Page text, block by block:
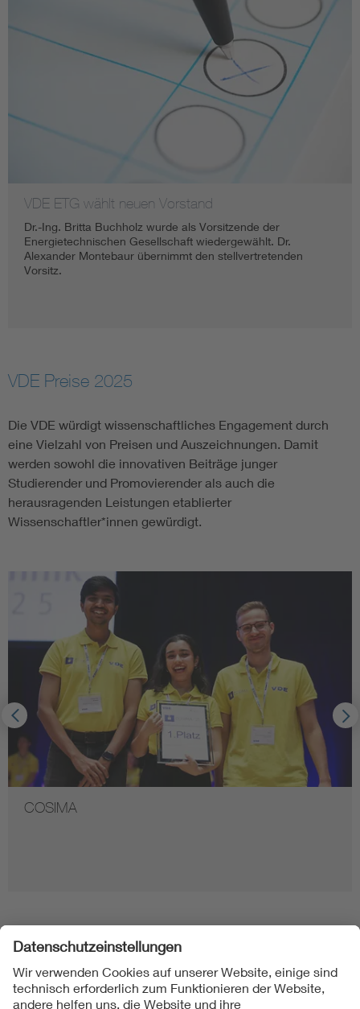
VDE ETG wählt neuen Vorstand
Dr.-Ing. Britta Buchholz wurde als Vorsitzende der
Energietechnischen Gesellschaft wiedergewählt. Dr.
Alexander Montebaur übernimmt den stellvertretenden
Vorsitz.
VDE Preise 2025
Die VDE würdigt wissenschaftliches Engagement durch
eine Vielzahl von Preisen und Auszeichnungen. Damit
werden sowohl die innovativen Beiträge junger
Studierender und Promovierender als auch die
herausragenden Leistungen etablierter
Wissenschaftler*innen gewürdigt.
COSIMA
Folgen Sie uns